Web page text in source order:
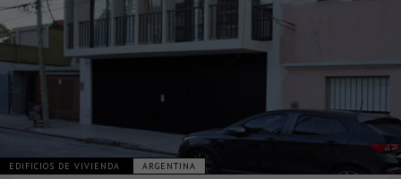
EDIFICIOS DE VIVIENDA ARGENTINA